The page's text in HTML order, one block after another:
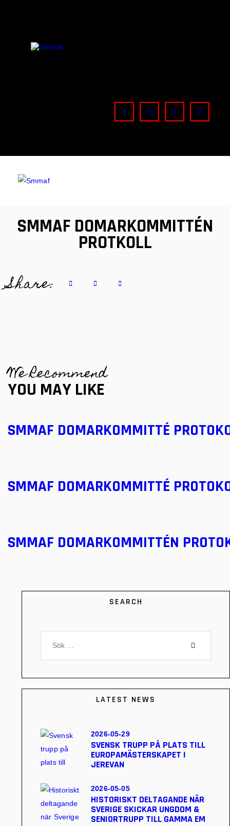
SMMAF DOMARKOMMITTÉN
PROTKOLL
Share:
We Recommend
YOU MAY LIKE
SMMAF DOMARKOMMITTÉ
SMMAF DOMARKOMMITTÉ
SMMAF DOMARKOMMITTÉN
SEARCH
LATEST NEWS
SVENSK TRUPP PÅ PLATS TILL
EUROPAMÄSTERSKAPET I
JEREVAN
2026-05-29
HISTORISKT DELTAGANDE NÄR
SVERIGE SKICKAR UNGDOM &
SENIORTRUPP TILL GAMMA EM
2026-05-05